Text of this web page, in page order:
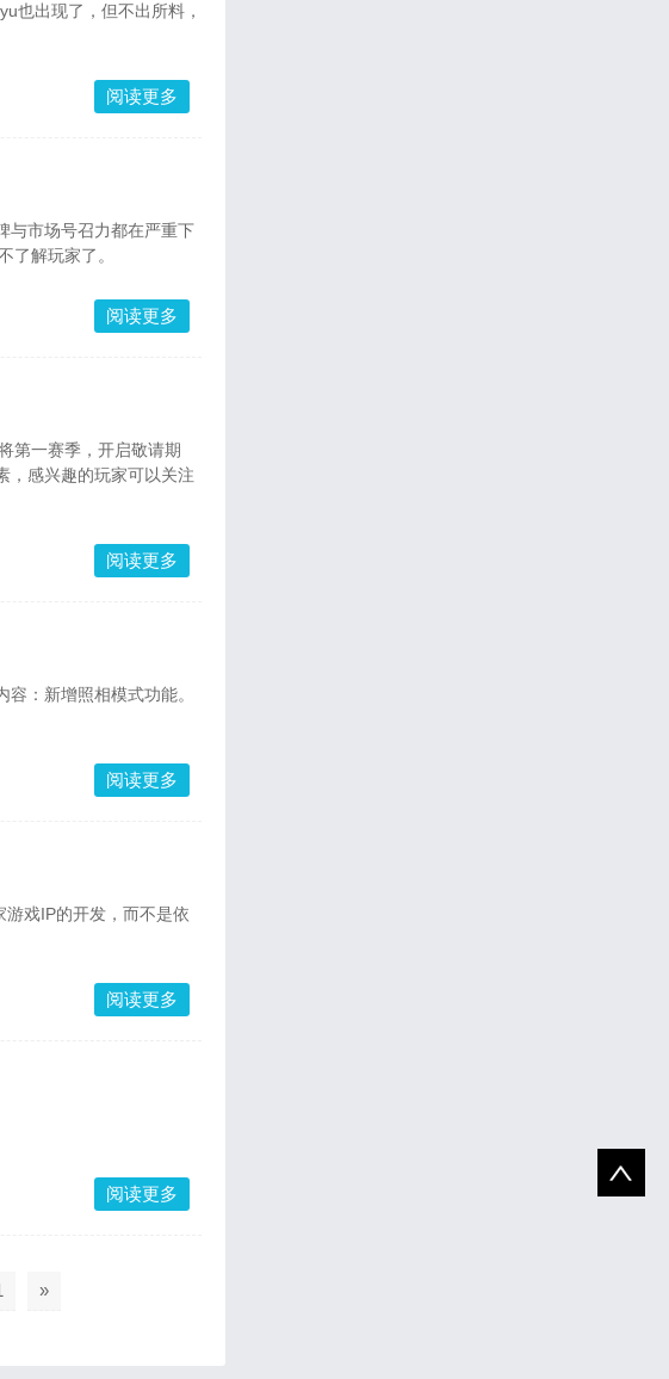
也出现了，但不出所料，
阅读更多
与市场号召力都在严重下
了解玩家了。
阅读更多
第一赛季，开启敬请期
，感兴趣的玩家可以关注
阅读更多
：新增照相模式功能。
阅读更多
戏IP的开发，而不是依
阅读更多
阅读更多
»